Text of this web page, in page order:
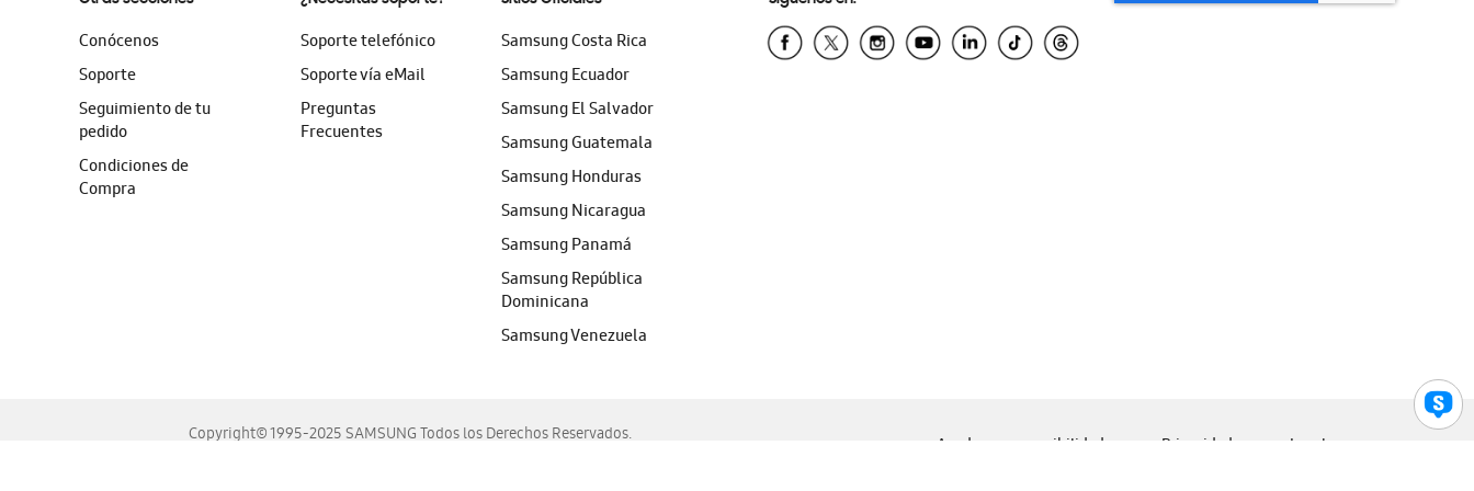
Conócenos
Soporte
Seguimiento de tu
pedido
Condiciones de
Compra
Soporte telefónico
Soporte vía eMail
Preguntas
Frecuentes
Samsung Costa Rica
Samsung Ecuador
Samsung El Salvador
Samsung Guatemala
Samsung Honduras
Samsung Nicaragua
Samsung Panamá
Samsung República
Dominicana
Samsung Venezuela
Copyright© 1995-2025 SAMSUNG Todos los Derechos Reservados.
Ayuda para accesibilidad Privacidad Legal